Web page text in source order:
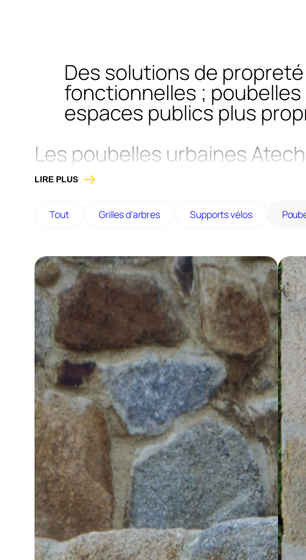
Des solutions de
fonctionnelles ;
espaces publics plus
Les poubelles urbaines
propreté des collectivités
extérieurs.
robustesse, design et fonctionnalité,
Pensées pour les zones à forte
garantissent une gestion efficace des
dans l’environnement. Fixation sécurisée
nos standards
LIRE PLUS
Tout Grilles d’arbres Supports vélos